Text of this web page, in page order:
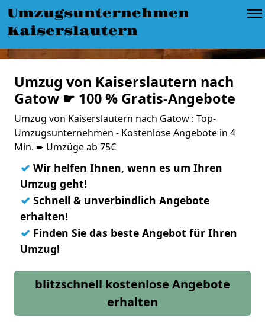
Umzugsunternehmen
Kaiserslautern
Umzug von Kaiserslautern nach
Gatow ☛ 100 % Gratis-Angebote
Umzug von Kaiserslautern nach Gatow : Top-
Umzugsunternehmen - Kostenlose Angebote in 4
Min. ➨ Umzüge ab 75€
✓ Wir helfen Ihnen, wenn es um Ihren
Umzug geht!
✓ Schnell & unverbindlich Angebote
erhalten!
✓ Finden Sie das beste Angebot für Ihren
Umzug!
blitzschnell kostenlose Angebote
erhalten